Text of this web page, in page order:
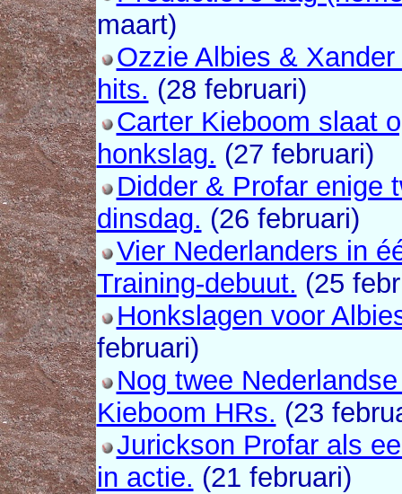
maart)
Ozzie Albies &
hits. (28 februari)
Carter Kieboom slaat
honkslag. (27 februari)
Didder & Profar enige
dinsdag. (26 februari)
Vier Nederlanders in
Training-debuut. (25
Honkslagen voor
februari)
Nog twee
Kieboom HRs. (23
Jurickson Profar als
in actie. (21 februari)